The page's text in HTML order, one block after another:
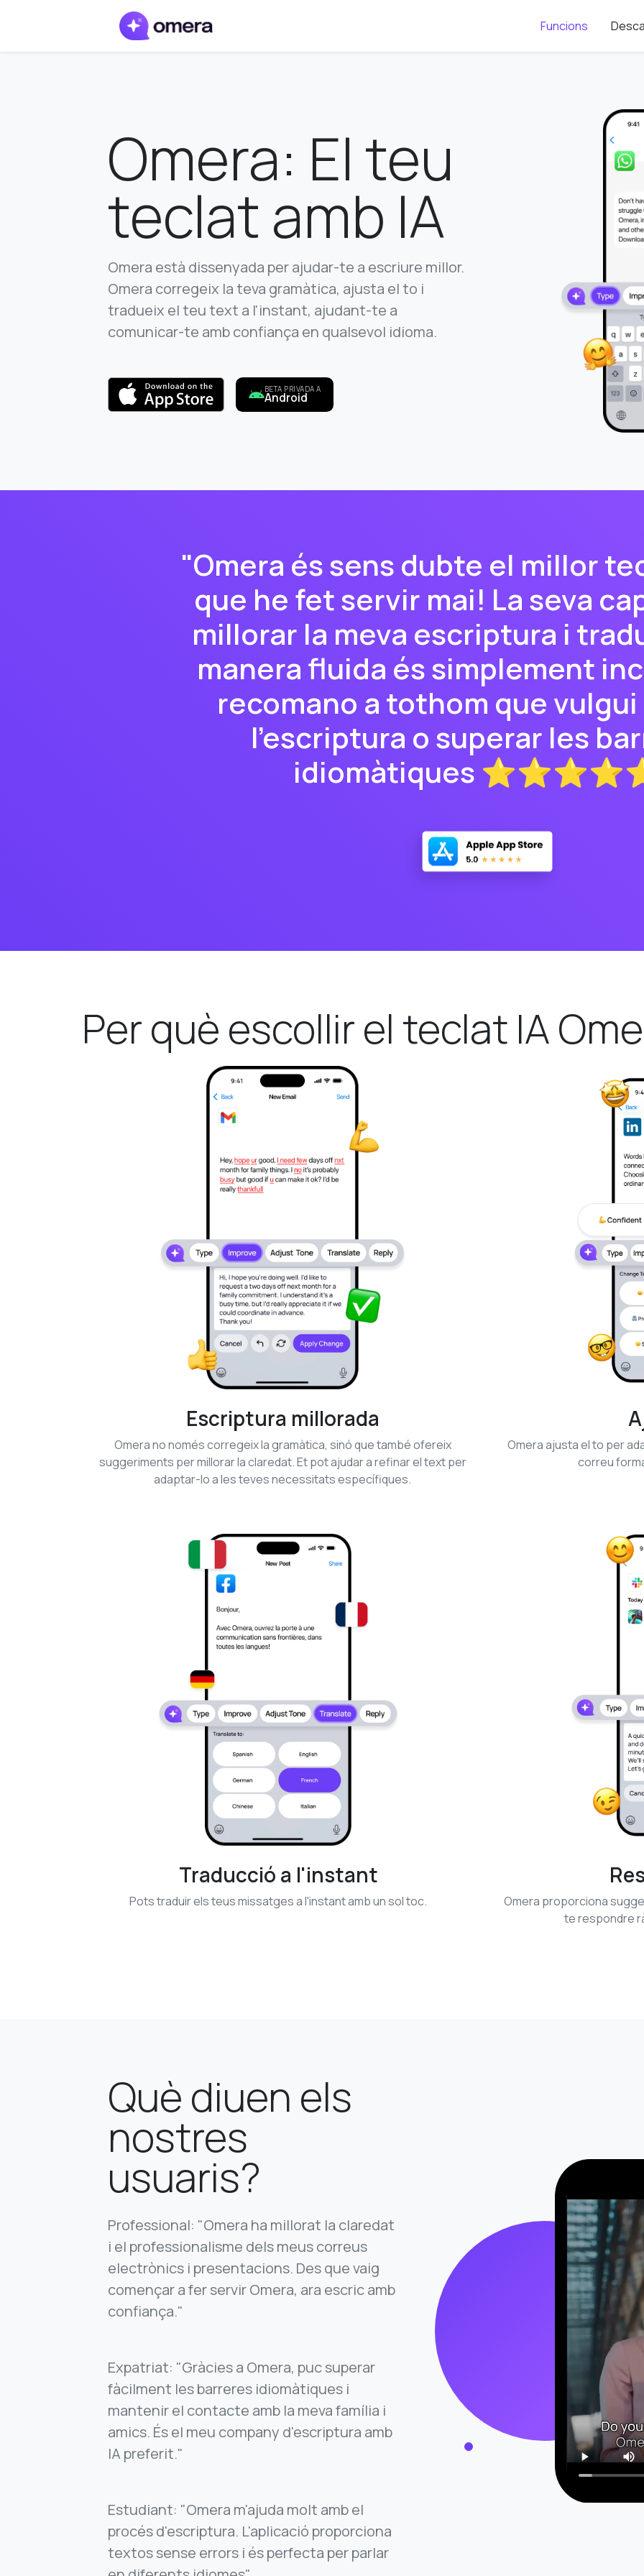
Funcions
Omera: El teu
teclat amb IA
Omera està dissenyada per ajudar-te a escriure millor.
Omera corregeix la teva gramàtica, ajusta el to i
tradueix el teu text a l'instant, ajudant-te a
comunicar-te amb confiança en qualsevol idioma.
BETA PRIVADA A
Android
"Omera és sens dubte el millor
que he fet servir mai! La seva
millorar la meva escriptura i
manera fluida és simplement
recomano a tothom que
l'escriptura o superar les
idiomàtiques
Per què escollir el teclat IA
Escriptura millorada
Omera no només corregeix la gramàtica, sinó que també ofereix
suggeriments per millorar la claredat. Et pot ajudar a refinar el text per
adaptar-lo a les teves necessitats específiques.
Omera ajusta el to per
correu
Traducció a l'instant
Pots traduir els teus missatges a l'instant amb un sol toc.
Omera proporciona
te respondre
Què diuen els
nostres
usuaris?
Professional: "Omera ha millorat la claredat
i el professionalisme dels meus correus
electrònics i presentacions. Des que vaig
començar a fer servir Omera, ara escric amb
confiança."
Expatriat: "Gràcies a Omera, puc superar
fàcilment les barreres idiomàtiques i
mantenir el contacte amb la meva família i
amics. És el meu company d'escriptura amb
IA preferit."
Estudiant: "Omera m'ajuda molt amb el
procés d'escriptura. L'aplicació proporciona
textos sense errors i és perfecta per parlar